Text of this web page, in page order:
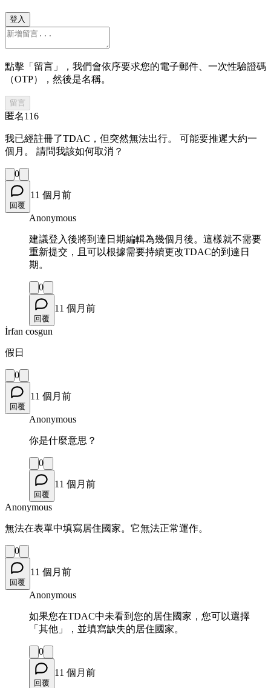
登入
點擊「留言」，我們會依序要求您的電子郵件、一次性驗證碼
（OTP），然後是名稱。
留言
匿名116
我已經註冊了TDAC，但突然無法出行。 可能要推遲大約一
個月。 請問我該如何取消？
0
回覆
11 個月前
Anonymous
建議登入後將到達日期編輯為幾個月後。這樣就不需要
重新提交，且可以根據需要持續更改TDAC的到達日
期。
0
回覆
11 個月前
İrfan cosgun
假日
0
回覆
11 個月前
Anonymous
你是什麼意思？
0
回覆
11 個月前
Anonymous
無法在表單中填寫居住國家。它無法正常運作。
0
回覆
11 個月前
Anonymous
如果您在TDAC中未看到您的居住國家，您可以選擇
「其他」，並填寫缺失的居住國家。
0
回覆
11 個月前